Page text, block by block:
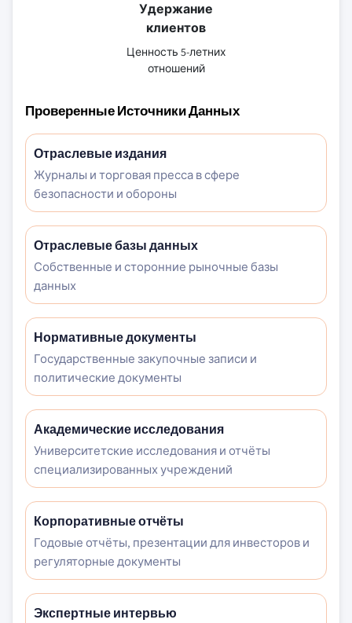
Удержание
клиентов
Ценность 5-летних
отношений
Проверенные Источники Данных
Отраслевые издания
Журналы и торговая пресса в сфере
безопасности и обороны
Отраслевые базы данных
Собственные и сторонние рыночные базы
данных
Нормативные документы
Государственные закупочные записи и
политические документы
Академические исследования
Университетские исследования и отчёты
специализированных учреждений
Корпоративные отчёты
Годовые отчёты, презентации для инвесторов и
регуляторные документы
Экспертные интервью